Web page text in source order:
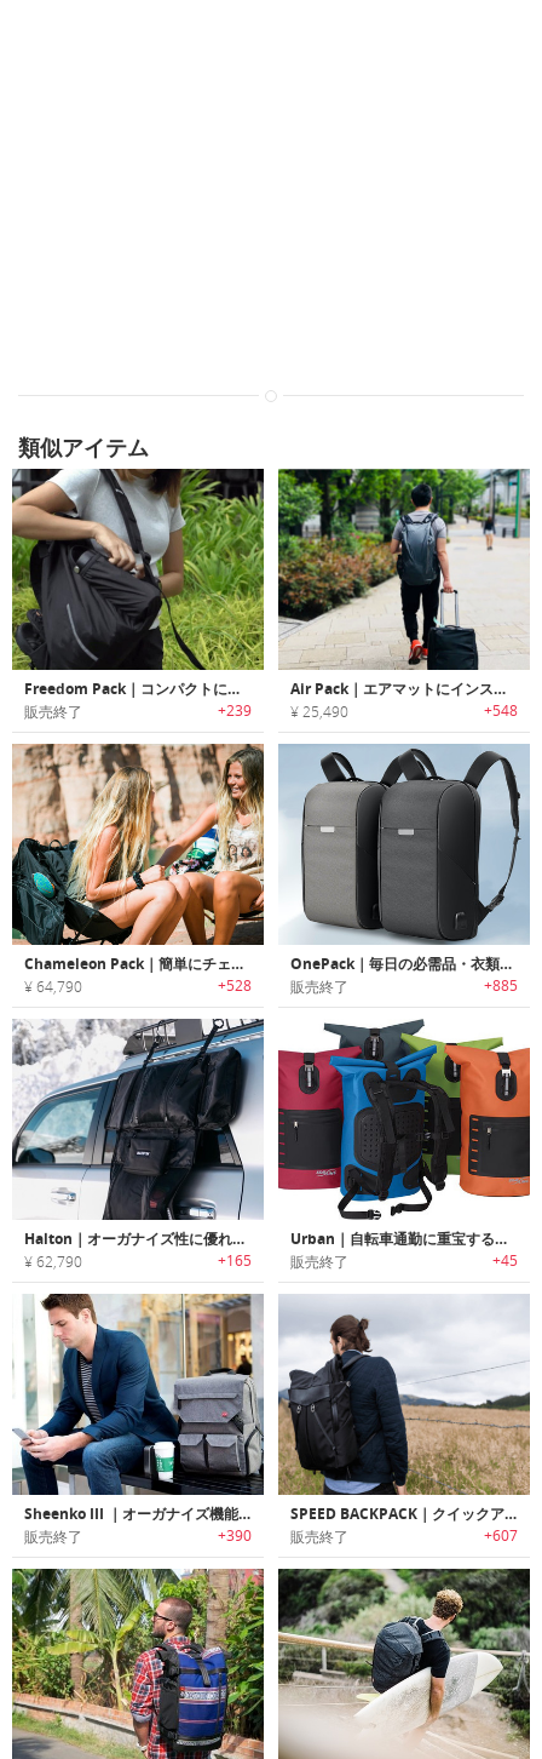
類似アイテム
Freedom Pack｜コンパクトに収納可能な盗難防止機能付きデイバッグ「フリーダムパック」
販売終了 +239
Air Pack｜エアマットにインスパイアされた空気注入式軽量バックパック「エアパック」
¥ 25,490 +548
Chameleon Pack｜簡単にチェアに変身する汎用性に優れたバックパック「カメレオンパック」
¥ 64,790 +528
OnePack｜毎日の必需品・衣類・モバイルデバイスのキャリーに便利な19の機能ポケット付きバックパック「ワンパック」
販売終了 +885
Halton｜オーガナイズ性に優れ通勤に最適な多機能バックパック「ハルトン」
¥ 62,790 +165
Urban｜自転車通勤に重宝する防水ロールダウン式バックパック
販売終了 +45
Sheenko III ｜オーガナイズ機能満載のノートPC用バックパック
販売終了 +390
SPEED BACKPACK｜クイックアクセステクノロジー搭載バックパック「スピードバックパック」
販売終了 +607